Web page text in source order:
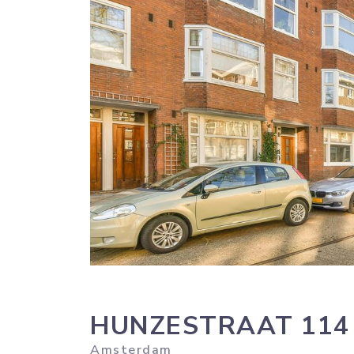
HUNZESTRAAT 114
Amsterdam